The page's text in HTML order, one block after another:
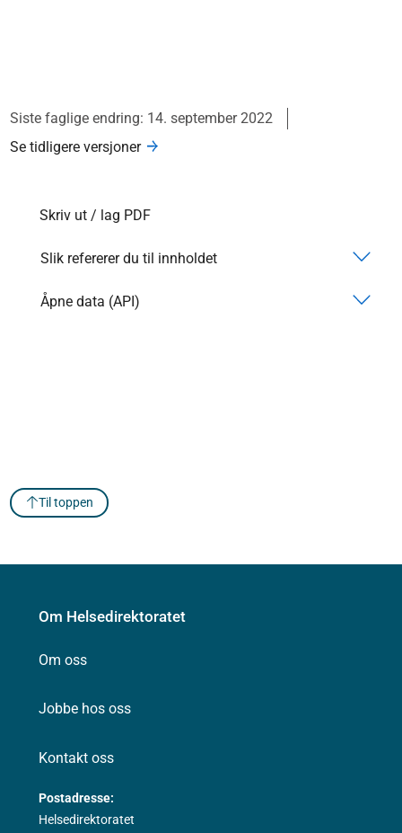
Siste faglige endring: 14. september 2022
Se tidligere versjoner
Skriv ut / lag PDF
Slik refererer du til innholdet
Åpne data (API)
Til toppen
Om Helsedirektoratet
Om oss
Jobbe hos oss
Kontakt oss
Postadresse:
Helsedirektoratet